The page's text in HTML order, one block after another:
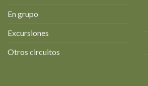
En grupo
Excursiones
Otros circuitos